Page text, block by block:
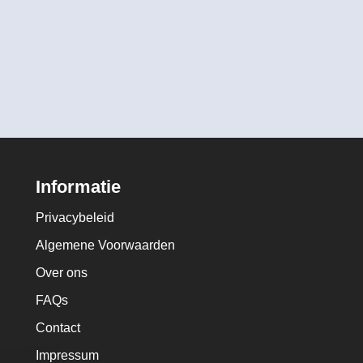
Informatie
Privacybeleid
Algemene Voorwaarden
Over ons
FAQs
Contact
Impressum